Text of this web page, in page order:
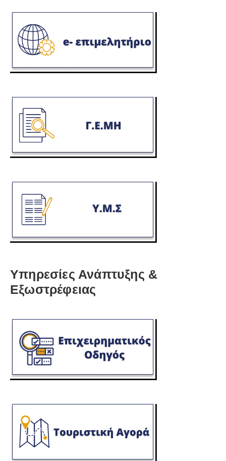
Υπηρεσίες Ανάπτυξης &
Εξωστρέφειας